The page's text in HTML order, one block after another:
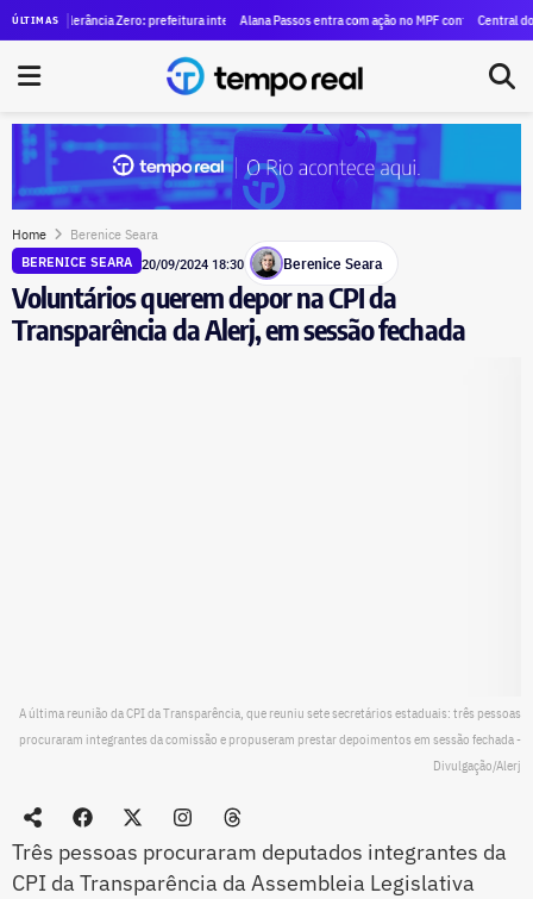
ÚLTIMAS
vira indicação legislativa a Ricardo Couto
Zero: prefeitura interdita depósitos ilegais e fecha frigoríficos ligados ao crime no
Alana Passos entra com ação no MPF contra André Janones
Central do Brasil vai
Home Berenice Seara
BERENICE SEARA 20/09/2024 18:30 Berenice Seara
Voluntários querem depor na CPI da
Transparência da Alerj, em sessão fechada
A última reunião da CPI da Transparência, que reuniu sete secretários estaduais: três pessoas
procuraram integrantes da comissão e propuseram prestar depoimentos em sessão fechada -
Divulgação/Alerj
Três pessoas procuraram deputados integrantes da
CPI da Transparência da Assembleia Legislativa